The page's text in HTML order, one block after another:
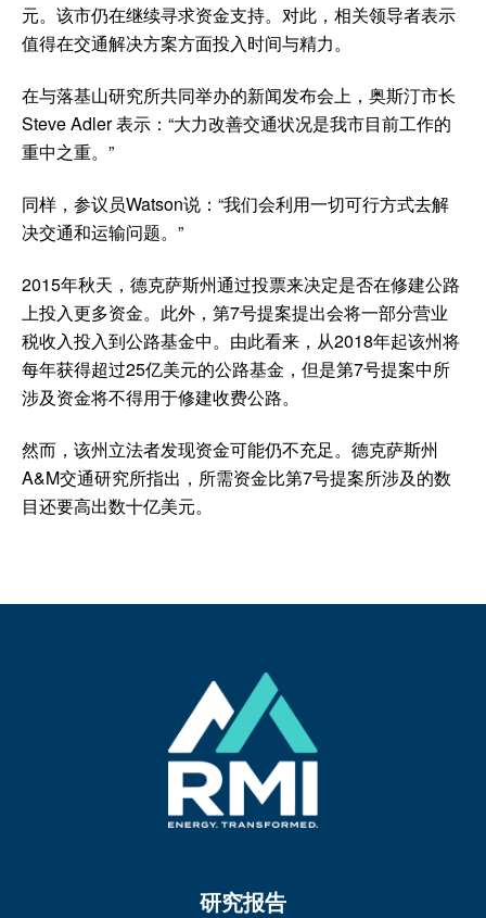
元。该市仍在继续寻求资金支持。对此，相关领导者表示
值得在交通解决方案方面投入时间与精力。
在与落基山研究所共同举办的新闻发布会上，奥斯汀市长
Steve Adler 表示：“大力改善交通状况是我市目前工作的
重中之重。”
同样，参议员Watson说：“我们会利用一切可行方式去解
决交通和运输问题。”
2015年秋天，德克萨斯州通过投票来决定是否在修建公路
上投入更多资金。此外，第7号提案提出会将一部分营业
税收入投入到公路基金中。由此看来，从2018年起该州将
每年获得超过25亿美元的公路基金，但是第7号提案中所
涉及资金将不得用于修建收费公路。
然而，该州立法者发现资金可能仍不充足。德克萨斯州
A&M交通研究所指出，所需资金比第7号提案所涉及的数
目还要高出数十亿美元。
研究报告